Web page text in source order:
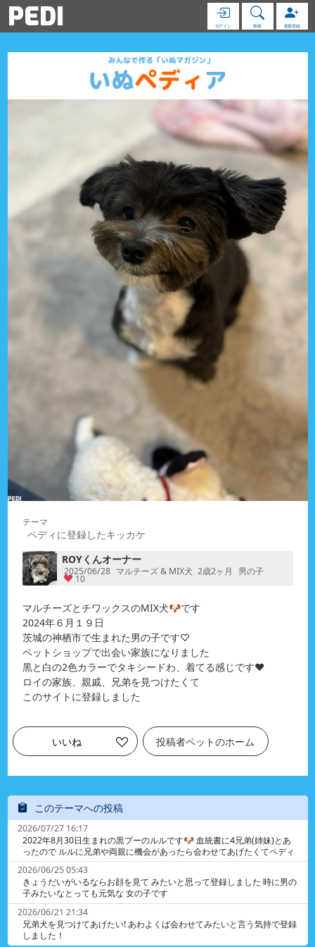
PEDI ログイン 検索 新規登録
ペディに登録したキッカケ
ROYくんオーナー
2025/06/28 マルチーズ & MIX犬 2歳2ヶ月 男の子
10
マルチーズとチワックスのMIX犬🐶です
2024年６月１９日
茨城の神栖市で生まれた男の子です♡
ペットショップで出会い家族になりました
黒と白の2色カラーでタキシードわ、着てる感じです❤️
ロイの家族、親戚、兄弟を見つけたくて
このサイトに登録しました
いいね 投稿者ペットのホーム
このテーマへの投稿
2026/07/27 16:17
2022年8月30日生まれの黒プーのルルです🐶 血統書に4兄弟(姉妹)とあ
ったので ルルに兄弟や両親に機会があったら会わせてあげたくてペディ
に登録しました 生まれたのは埼玉県のニシキガーデンです ネットで調べ
ても情報がなくて個人さんなのか 専門のブリーダーさんなのかもわかり
ません ニシキガーデンの連絡先などご存知の方がいらっし ゃれば教えて
いただけると嬉しいです😊
2026/06/25 05:43
きょうだいがいるならお顔を見て みたいと思って登録しました 時に男の
子みたいなとっても元気な 女の子です
2026/06/21 21:34
兄弟犬を見つけてあげたい! あわよくば会わせてみたいと言う気持で登録
しました！